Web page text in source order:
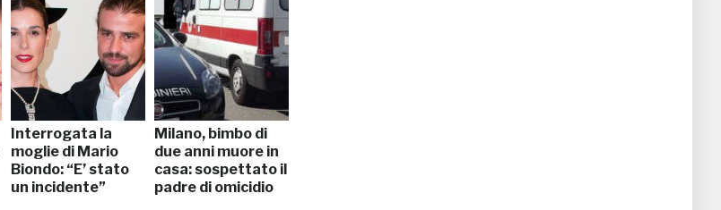
Interrogata la
moglie di Mario
Biondo: “E’ stato
un incidente”
Milano, bimbo di
due anni muore in
casa: sospettato il
padre di omicidio